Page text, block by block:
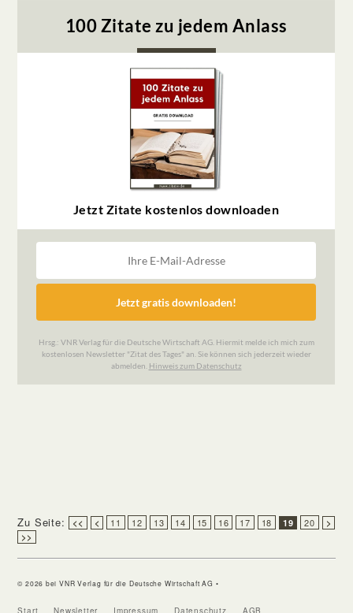
Zu Seite: << < 11 12 13 14 15 16 17 18 19 20
>
>>
© 2026 bei VNR Verlag für die Deutsche Wirtschaft AG •
Start Newsletter Impressum Datenschutz AGB